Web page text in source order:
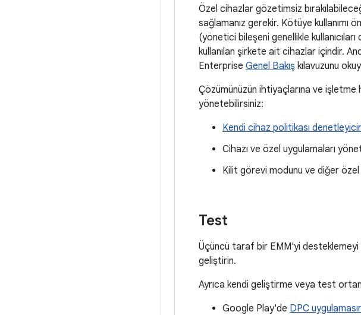
Özel cihazlar gözetimsiz
sağlamanız gerekir. Kötüye kullanımı
(yönetici bileşeni genellikle
kullanılan şirkete ait cihazlar içindir.
Enterprise Genel Bakış kılavuzunu
Çözümünüzün ihtiyaçlarına ve işletme
yönetebilirsiniz:
Kendi cihaz politikası
Cihazı ve özel uygulamaları
Kilit görevi modunu ve diğer
Test
Üçüncü taraf bir EMM'yi desteklemeyi
geliştirin.
Ayrıca kendi geliştirme veya test
Google Play'de DPC